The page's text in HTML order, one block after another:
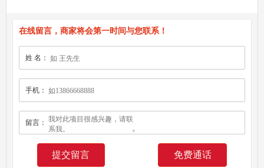
在线留言，商家将会第一时间与您联系！
姓 名：
手机：
留言：
免费通话